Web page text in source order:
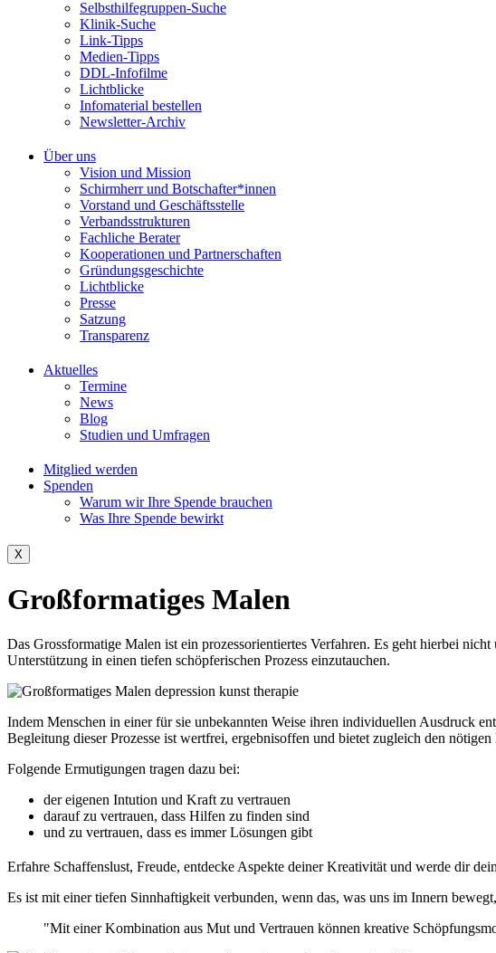
Selbsthilfegruppen-Suche
Klinik-Suche
Link-Tipps
Medien-Tipps
DDL-Infofilme
Lichtblicke
Infomaterial bestellen
Newsletter-Archiv
Über uns
Vision und Mission
Schirmherr und Botschafter*innen
Vorstand und Geschäftsstelle
Verbandsstrukturen
Fachliche Berater
Kooperationen und Partnerschaften
Gründungsgeschichte
Lichtblicke
Presse
Satzung
Transparenz
Aktuelles
Termine
News
Blog
Studien und Umfragen
Mitglied werden
Spenden
Warum wir Ihre Spende brauchen
Was Ihre Spende bewirkt
X
Großformatiges Malen
Das Grossformatige Malen ist ein prozessorientiertes Verfahren. Es geht hierbei
Unterstützung in einen tiefen schöpferischen Prozess einzutauchen.
Indem Menschen in einer für sie unbekannten Weise ihren individuellen Ausdruck
Begleitung dieser Prozesse ist wertfrei, ergebnisoffen und bietet zugleich den nötigen
Folgende Ermutigungen tragen dazu bei:
der eigenen Intution und Kraft zu vertrauen
darauf zu vertrauen, dass Hilfen zu finden sind
und zu vertrauen, dass es immer Lösungen gibt
Erfahre Schaffenslust, Freude, entdecke Aspekte deiner Kreativität und werde dir
Es ist mit einer tiefen Sinnhaftigkeit verbunden, wenn das, was uns im Innern
"Mit einer Kombination aus Mut und Vertrauen können kreative